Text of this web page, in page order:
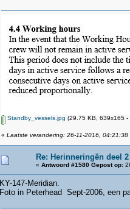
Standby_vessels.jpg (29.75 KB, 639x165 -
« Laatste verandering: 26-11-2016, 04:21:38
Re: Herinneringën deel 2
« Antwoord #1580 Gepost op:
KY-147-Meridian.
Foto in Peterhead Sept-2006, een